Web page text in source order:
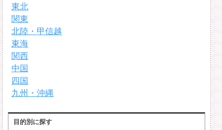
東北
関東
北陸・甲信越
東海
関西
中国
四国
九州・沖縄
目的別に探す